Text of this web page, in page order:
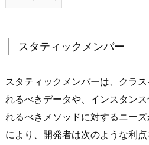
1.
タ
ッ
ク
メ
ン
スタティックメンバー
スタティックメンバーは、クラ
れるべきデータや、インスタン
れるべきメソッドに対するニー
により、開発者は次のような利